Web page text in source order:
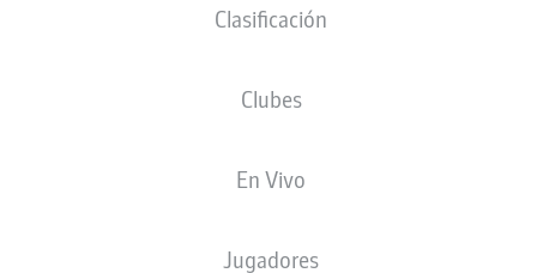
Clasificación
Clubes
En Vivo
Jugadores
ALINEACIONES ESTADÍSTICAS